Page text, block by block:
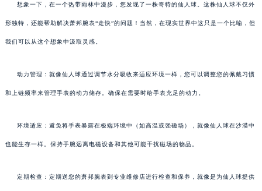
想象一下，在一个热带雨林中漫步，您发现了一株奇特的仙人球。这株仙人球不仅外
形独特，还能帮助解决萧邦腕表“走快”的问题！当然，在现实世界中这只是一个比喻，但
我们可以从这个想象中汲取灵感。
动力管理：就像仙人球通过调节水分吸收来适应环境一样，您可以调整您的佩戴习惯
和上链频率来管理手表的动力储存。确保在需要时给手表充足的动力。
环境适应：避免将手表暴露在极端环境中（如高温或强磁场），就像仙人球在沙漠中
也能生存一样。保持手腕远离电磁设备和其他可能干扰磁场的物品。
定期检查：定期送您的萧邦腕表到专业维修店进行检查和保养，就像是为仙人球提供